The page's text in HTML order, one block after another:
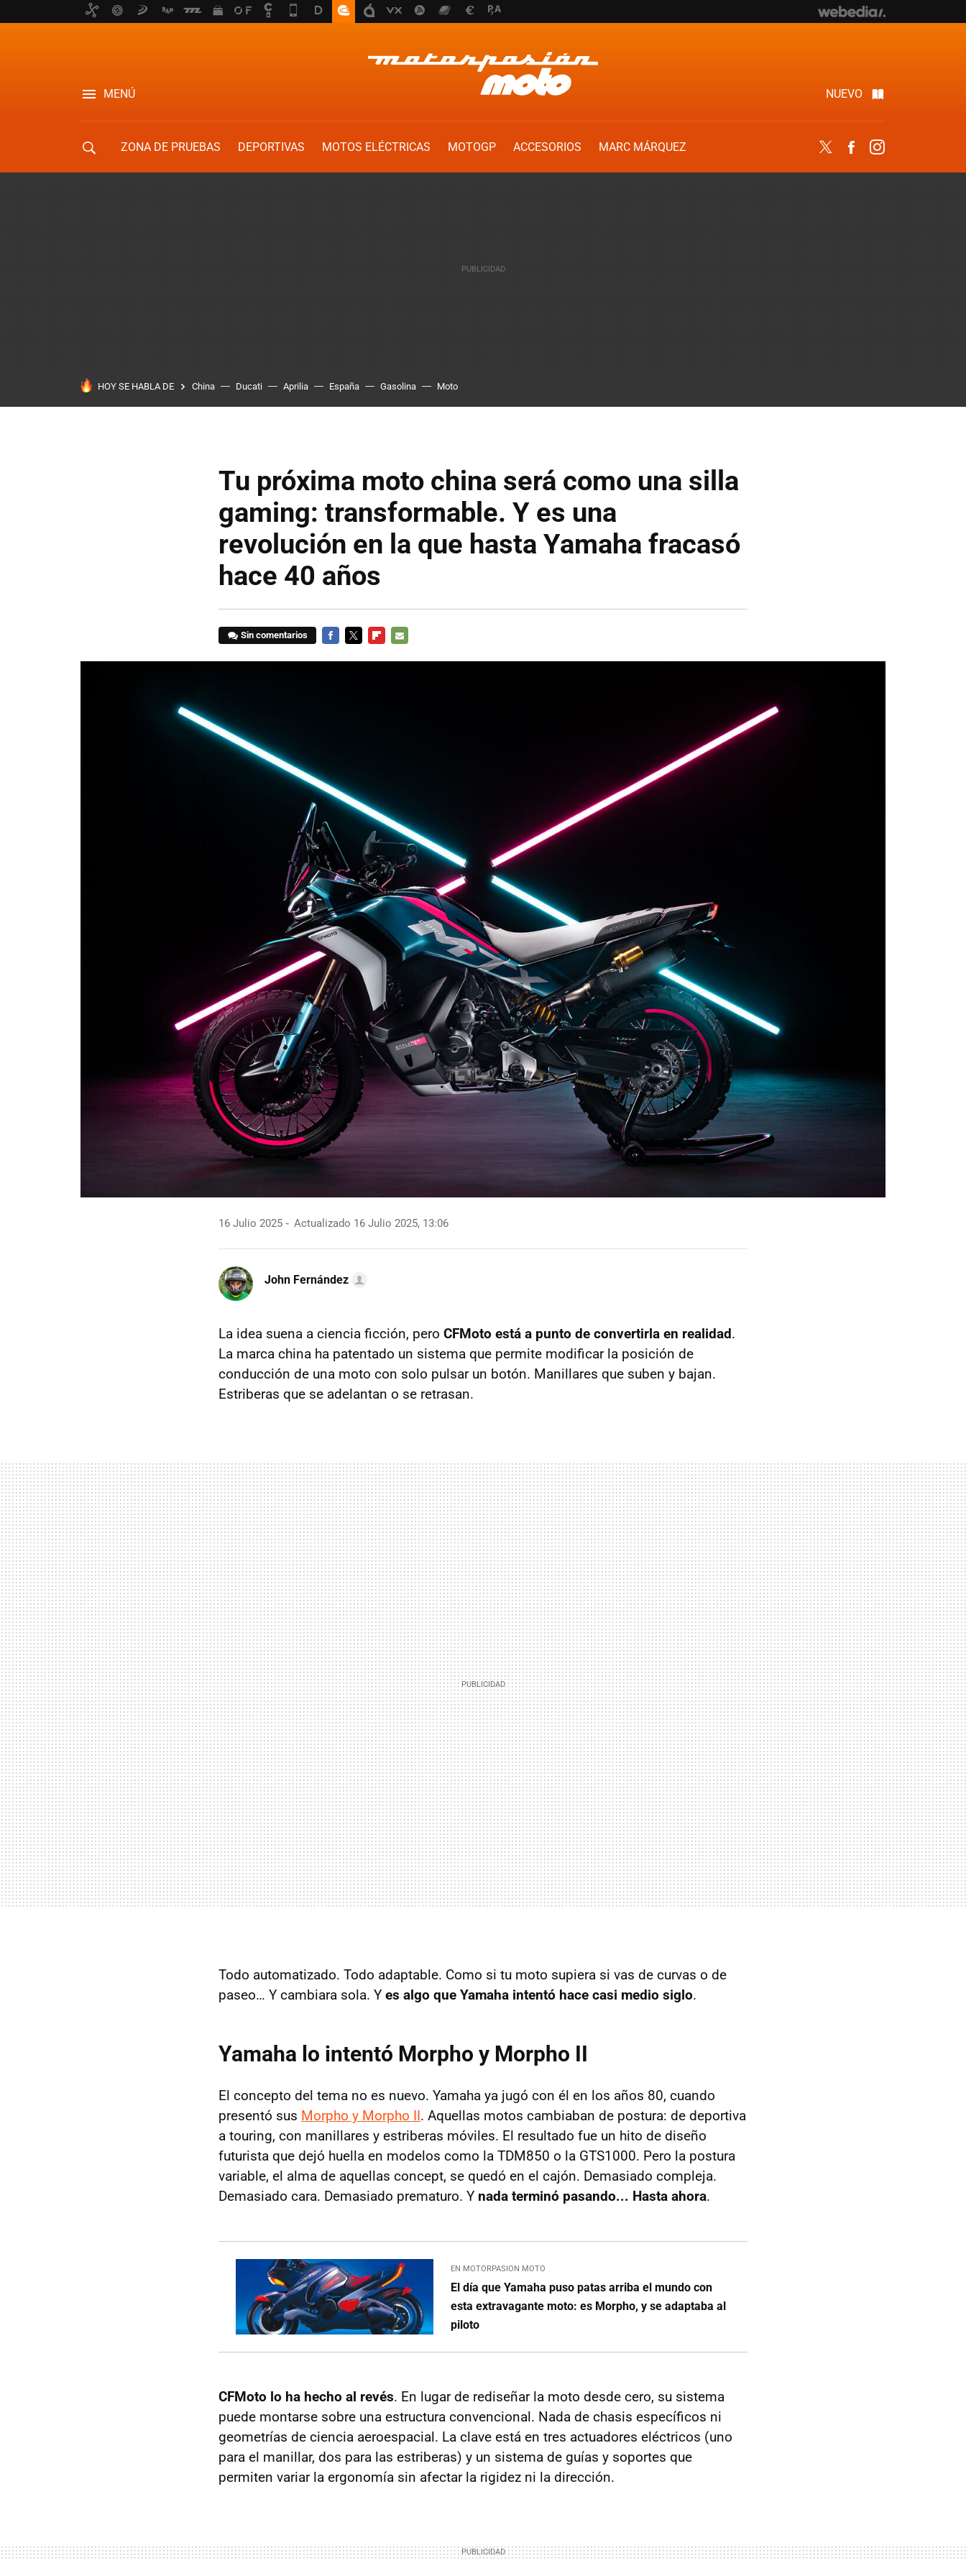
MENÚ NUEVO
ZONA DE PRUEBAS DEPORTIVAS MOTOS ELÉCTRICAS MOTOGP ACCESORIOS
MARC MÁRQUEZ
Twitter Facebook
HOY SE HABLA DE China Ducati Aprilia España Gasolina Moto
Tu próxima moto china será como una silla
gaming: transformable. Y es una
revolución en la que hasta Yamaha fracasó
hace 40 años
Sin comentarios
16 Julio 2025 Actualizado 16 Julio 2025, 13:06
John Fernández
La idea suena a ciencia ficción, pero CFMoto está a punto de convertirla en realidad.
La marca china ha patentado un sistema que permite modificar la posición de
conducción de una moto con solo pulsar un botón. Manillares que suben y bajan.
Estriberas que se adelantan o se retrasan.
Todo automatizado. Todo adaptable. Como si tu moto supiera si vas de curvas o de
paseo… Y cambiara sola. Y es algo que Yamaha intentó hace casi medio siglo.
Yamaha lo intentó Morpho y Morpho II
El concepto del tema no es nuevo. Yamaha ya jugó con él en los años 80, cuando
presentó sus Morpho y Morpho II. Aquellas motos cambiaban de postura: de deportiva
a touring, con manillares y estriberas móviles. El resultado fue un hito de diseño
futurista que dejó huella en modelos como la TDM850 o la GTS1000. Pero la postura
variable, el alma de aquellas concept, se quedó en el cajón. Demasiado compleja.
Demasiado cara. Demasiado prematuro. Y nada terminó pasando... Hasta ahora.
EN MOTORPASION MOTO
El día que Yamaha puso patas arriba el mundo con
esta extravagante moto: es Morpho, y se adaptaba al
piloto
CFMoto lo ha hecho al revés. En lugar de rediseñar la moto desde cero, su sistema
puede montarse sobre una estructura convencional. Nada de chasis específicos ni
geometrías de ciencia aeroespacial. La clave está en tres actuadores eléctricos (uno
para el manillar, dos para las estriberas) y un sistema de guías y soportes que
permiten variar la ergonomía sin afectar la rigidez ni la dirección.